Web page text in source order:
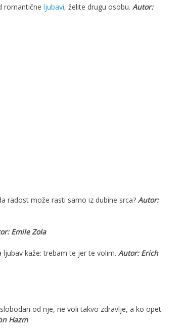
romantičneljubavi, želite drugu osobu.Autor:
radost može rasti samo iz dubine srca?Autor:
Emile Zola
ljubav kaže: trebam te jer te volim.Autor: Erich
od nje, ne voli takvo zdravlje, a ko opet
Hazm